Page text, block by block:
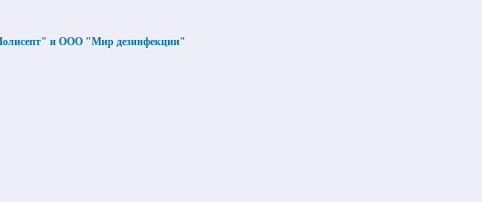
и ООО "Мир дезинфекции"